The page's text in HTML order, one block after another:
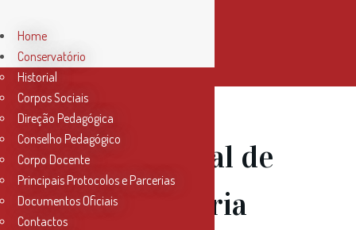
16 Jul
Recital de
Piano – Maria
Home
Conservatório
Historial
Corpos Sociais
Direção Pedagógica
Conselho Pedagógico
Corpo Docente
Principais Protocolos e Parcerias
Documentos Oficiais
Contactos